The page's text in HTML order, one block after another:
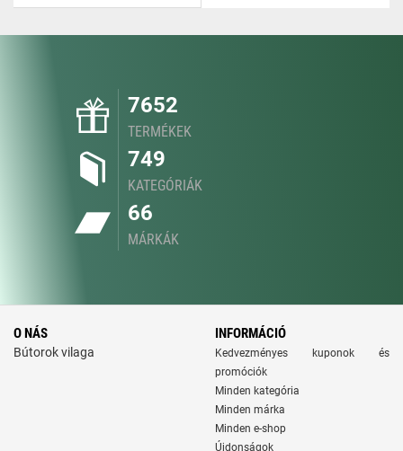
7652
TERMÉKEK
749
KATEGÓRIÁK
66
MÁRKÁK
O NÁS
Bútorok vilaga
INFORMÁCIÓ
Kedvezményes kuponok és
promóciók
Minden kategória
Minden márka
Minden e-shop
Újdonságok